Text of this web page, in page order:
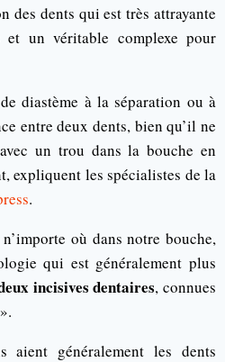
des dents qui est très attrayante
et un véritable complexe pour
diastème à la séparation ou à
entre deux dents, bien qu’il ne
un trou dans la bouche en
expliquent les spécialistes de la
.
où dans notre bouche,
qui est généralement plus
incisives dentaires, connues
».
généralement les dents